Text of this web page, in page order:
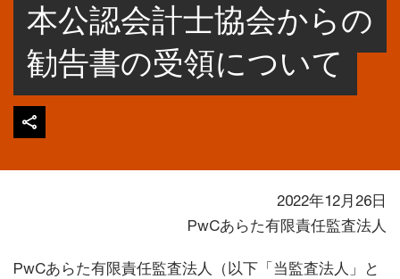
本公認会計士協会からの
勧告書の受領について
2022年12月26日
PwCあらた有限責任監査法人
PwCあらた有限責任監査法人（以下「当監査法人」と